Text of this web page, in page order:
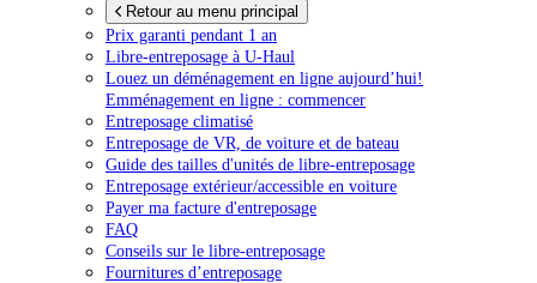
Retour au menu principal
Prix garanti pendant 1 an
Libre-entreposage à U-Haul
Louez un déménagement en ligne aujourd’hui!
Emménagement en ligne : commencer
Entreposage climatisé
Entreposage de VR, de voiture et de bateau
Guide des tailles d'unités de libre-entreposage
Entreposage extérieur/accessible en voiture
Payer ma facture d'entreposage
FAQ
Conseils sur le libre-entreposage
Fournitures d’entreposage